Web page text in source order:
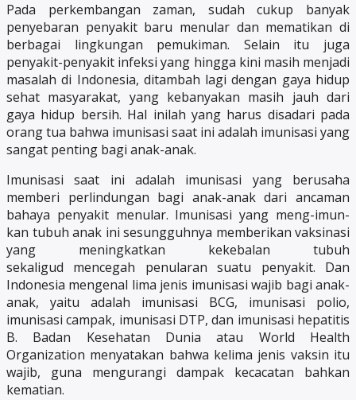
Pada perkembangan zaman, sudah cukup banyak
penyebaran penyakit baru menular dan mematikan di
berbagai lingkungan pemukiman. Selain itu juga
penyakit-penyakit infeksi yang hingga kini masih menjadi
masalah di Indonesia, ditambah lagi dengan gaya hidup
sehat masyarakat, yang kebanyakan masih jauh dari
gaya hidup bersih. Hal inilah yang harus disadari pada
orang tua bahwa imunisasi saat ini adalah imunisasi yang
sangat penting bagi anak-anak.
Imunisasi saat ini adalah imunisasi yang berusaha
memberi perlindungan bagi anak-anak dari ancaman
bahaya penyakit menular. Imunisasi yang meng-imun-
kan tubuh anak ini sesungguhnya memberikan vaksinasi
yang meningkatkan kekebalan tubuh
sekaligud mencegah penularan suatu penyakit. Dan
Indonesia mengenal lima jenis imunisasi wajib bagi anak-
anak, yaitu adalah imunisasi BCG, imunisasi polio,
imunisasi campak, imunisasi DTP, dan imunisasi hepatitis
B. Badan Kesehatan Dunia atau World Health
Organization menyatakan bahwa kelima jenis vaksin itu
wajib, guna mengurangi dampak kecacatan bahkan
kematian.